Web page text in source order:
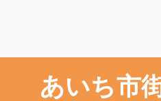
あいち市